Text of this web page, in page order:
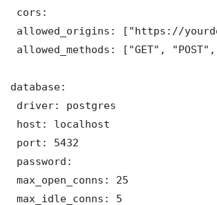
cors:
allowed_origins: ["https://
allowed_methods: ["GET",
database:
driver: postgres
host: localhost
port: 5432
password:
max_open_conns: 25
max_idle_conns: 5